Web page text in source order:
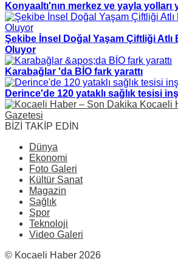
Konyaaltı'nın merkez ve yayla yolları
Şekibe İnsel Doğal Yaşam Çiftliği Atlı
Oluyor
Karabağlar 'da BİO fark yarattı
Derince'de 120 yataklı sağlık tesisi
BİZİ TAKİP EDİN
Dünya
Ekonomi
Foto Galeri
Kültür Sanat
Magazin
Sağlık
Spor
Teknoloji
Video Galeri
© Kocaeli Haber 2026